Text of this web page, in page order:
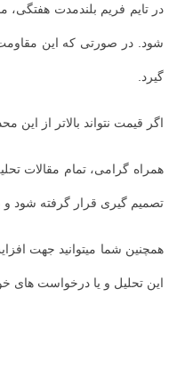
...
گیرد.
اگر قیمت نتواند بالاتر از
همراه گرامی، تمام مقالات
تصمیم گیری قرار گرفته شود
همچنین شما میتوانید جهت
این تحلیل و یا درخواست های